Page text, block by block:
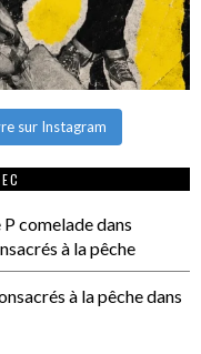
sur Instagram
P comeladedans
à la pêche
à la pêchedans